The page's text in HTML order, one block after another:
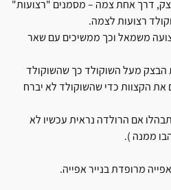
את הבצק, דרך אחת צמה – מסמנים "רצועות"
משמאל וכך ממשיכים עם שאר
הבצק מעל השוקולד כך שהשוקולד
הקצוות כדי שהשוקולד לא יברח
אם הרולדה נראית עכשיו לא
ממנה ).
מרופדת בנייר אפייה.